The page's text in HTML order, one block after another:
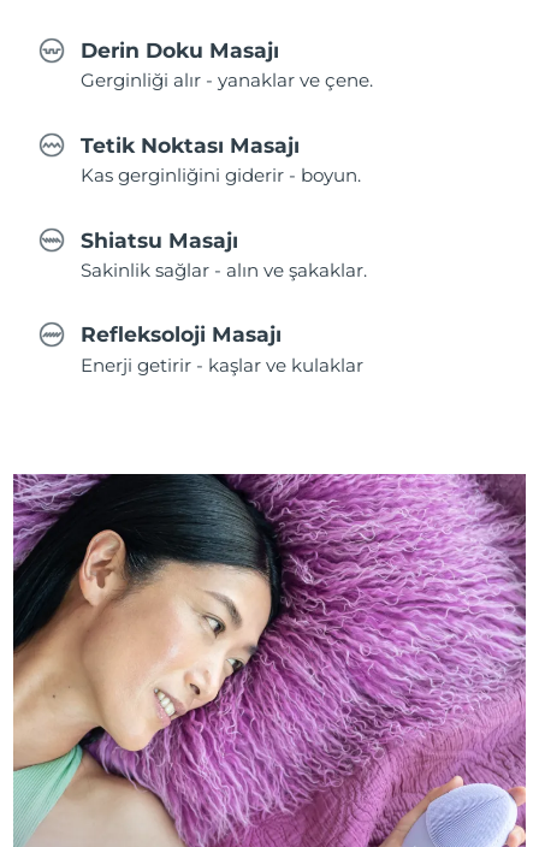
Derin Doku Masajı
Gerginliği alır - yanaklar ve çene.
Tetik Noktası Masajı
Kas gerginliğini giderir - boyun.
Shiatsu Masajı
Sakinlik sağlar - alın ve şakaklar.
Refleksoloji Masajı
Enerji getirir - kaşlar ve kulaklar